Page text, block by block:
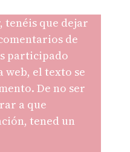
que dejar
de
participado
el texto se
De no ser
a que
tened un